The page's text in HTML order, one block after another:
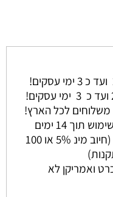
לכל הארץ!
אפשרות החזרה במצב חדש ללא שימוש תוך 14 ימים
לחנות תל חי 39 ת.ד 19 כפר סבא (חיוב מינ 5% או 100
ואמריקן לא